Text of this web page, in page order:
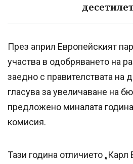
През април Европейският
участва в одобряването на
заедно с правителствата на
гласува за увеличаване на
предложено миналата
комисия.
Тази година отличието